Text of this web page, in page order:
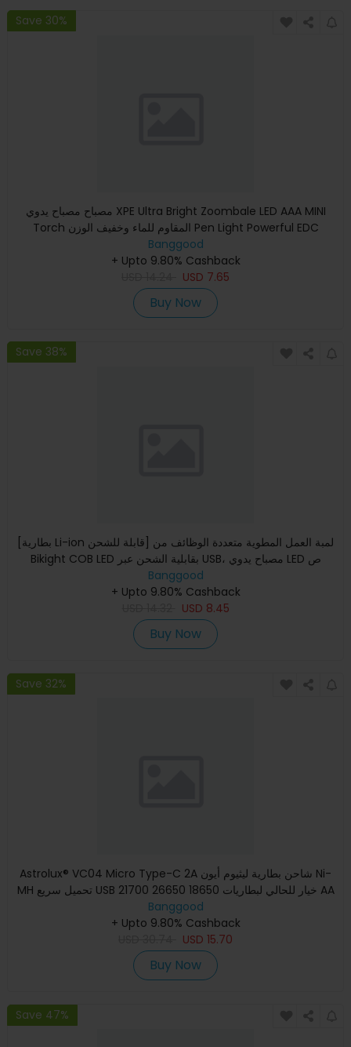
Save 30%
مصباح مصباح يدوي XPE Ultra Bright Zoombale LED AAA MINI
Torch المقاوم للماء وخفيف الوزن Pen Light Powerful EDC
Keychain
Banggood
+ Upto 9.80% Cashback
USD 7.65
Buy Now
Save 38%
[بطارية Li-ion قابلة للشحن] لمبة العمل المطوية متعددة الوظائف من
Bikight COB LED بقابلية الشحن عبر USB، مصباح يدوي LED ص
Banggood
+ Upto 9.80% Cashback
USD 8.45
Buy Now
Save 32%
Astrolux® VC04 Micro Type-C 2A شاحن بطارية ليثيوم أيون Ni-
MH تحميل سريع USB خيار للحالي لبطاريات 18650 26650 21700 AA
AA
Banggood
+ Upto 9.80% Cashback
USD 15.70
Buy Now
Save 47%